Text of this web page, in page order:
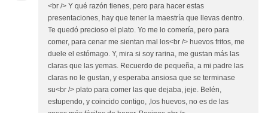
<br /> Y qué razón tienes, pero para hacer estas
presentaciones, hay que tener la maestría que llevas dentro.
Te quedó precioso el plato. Yo me lo comería, pero para
comer, para cenar me sientan mal los<br /> huevos fritos, me
duele el estómago. Y, mira si soy rarina, me gustan más las
claras que las yemas. Recuerdo de pequeña, a mi padre las
claras no le gustan, y esperaba ansiosa que se terminase
su<br /> plato para comer las que dejaba, jeje. Belén,
estupendo, y coincido contigo, ,los huevos, no es de las